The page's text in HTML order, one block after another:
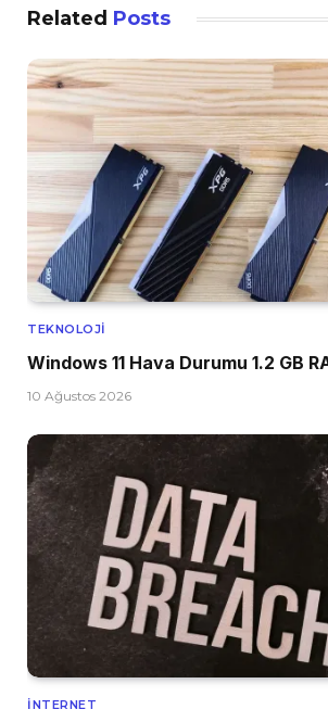
Related Posts
TEKNOLOJI
Windows 11 Hava Durumu 1.2 GB
10 Ağustos 2026
İNTERNET